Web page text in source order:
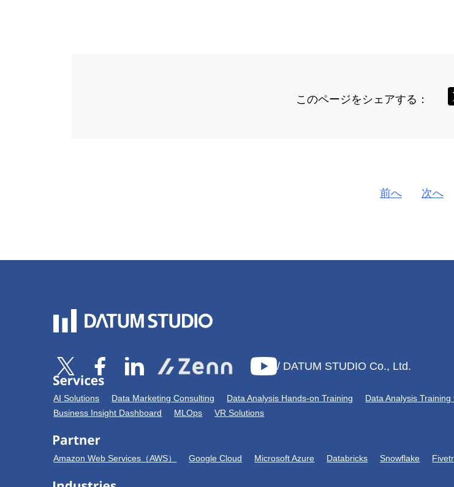
このページをシェアする：
前へ 次へ
/ DATUM STUDIO Co., Ltd.
AI Solutions Data Marketing Consulting Data Analysis Hands-on Training Data Analysis
Business Insight Dashboard
MLOps VR Solutions
Amazon Web Services（AWS） Google Cloud Microsoft Azure Databricks Snowflake